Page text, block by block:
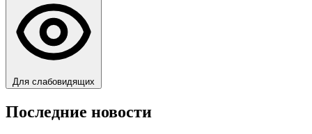
Для слабовидящих
Последние новости